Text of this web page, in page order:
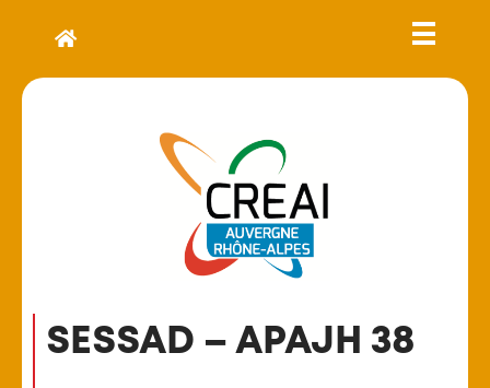
SESSAD – APAJH 38